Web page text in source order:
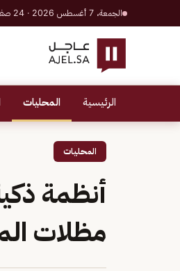
الجمعة، 7 أغسطس 2026 · 24 صفر 1448 هـ
الرئيسية المحليات
المحليات
أنظمة
مظلات